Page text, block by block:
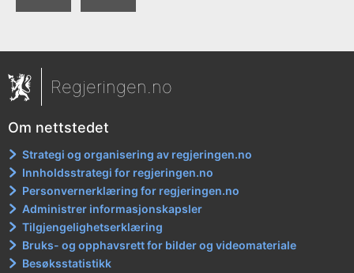
Regjeringen.no
Om nettstedet
Strategi og organisering av regjeringen.no
Innholdsstrategi for regjeringen.no
Personvernerklæring for regjeringen.no
Administrer informasjonskapsler
Tilgjengelighetserklæring
Bruks- og opphavsrett for bilder og videomateriale
Besøksstatistikk